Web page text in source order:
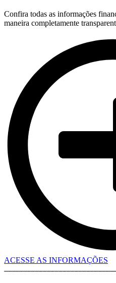
Confira todas as informações
maneira completamente
ACESSE AS INFORMAÇÕES